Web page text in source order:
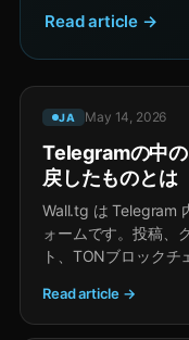
Read article →
JA May 14, 2026
Telegramの中
戻したものとは
Wall.tg は Telegram
ォームです。投稿、
ト、TONブロックチ
Read article →